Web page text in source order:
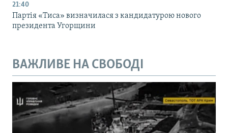
21:40
Партія «Тиса» визначилася з кандидатурою нового
президента Угорщини
ВАЖЛИВЕ НА СВОБОДІ